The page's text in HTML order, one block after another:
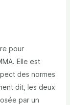
pour
Elle est
des normes
dit, les deux
par un